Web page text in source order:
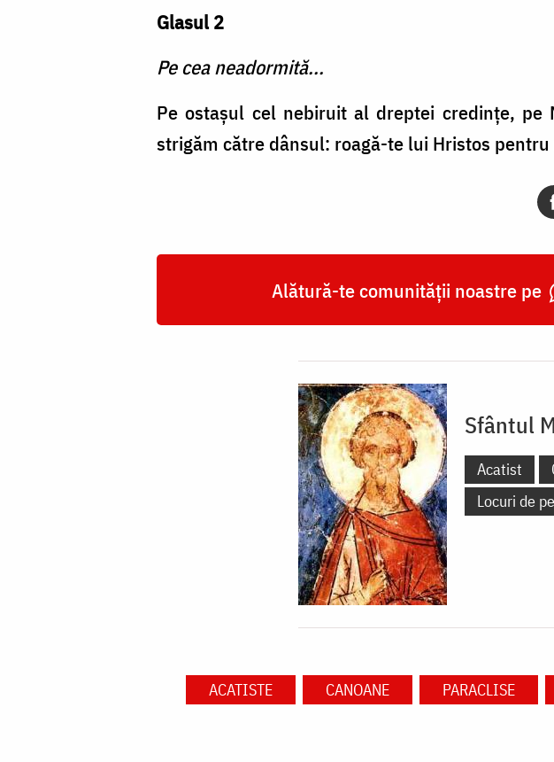
Glasul 2
Pe cea neadormită...
Pe ostaşul cel nebiruit al dreptei credinţe,
strigăm către dânsul: roagă-te lui Hristos
Alătură-te comunității noastre pe
Sfântul
Acatist
Locuri de
ACATISTE CANOANE PARACLISE